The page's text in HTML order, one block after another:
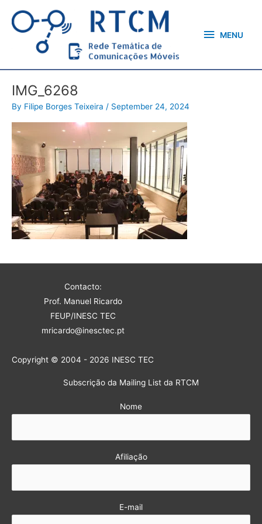
content
MENU
IMG_6268
By Filipe Borges Teixeira / September 24, 2024
Contacto:
Prof. Manuel Ricardo
FEUP/INESC TEC
mricardo@inesctec.pt
Copyright © 2004 - 2026 INESC TEC
Subscrição da Mailing List da RTCM
Nome
Afiliação
E-mail